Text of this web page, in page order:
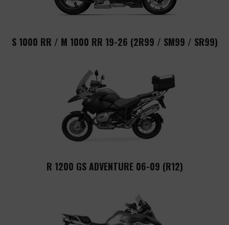
S 1000 RR / M 1000 RR 19-26 (2R99 / SM99 / SR99)
R 1200 GS ADVENTURE 06-09 (R12)